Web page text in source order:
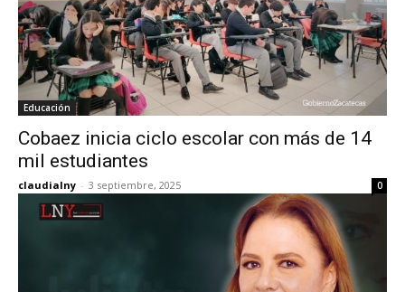
Educación
Cobaez inicia ciclo escolar con más de 14
mil estudiantes
claudialny - 3 septiembre, 2025 0